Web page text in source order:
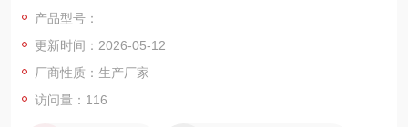
计，可直接替滤芯，精准拦截微米级金属磨屑与杂质，保护液压
泵、伺服阀等精密元件，适配矿山、工程等严苛工况。
产品型号：
更新时间：2026-05-12
厂商性质：生产厂家
访问量：116